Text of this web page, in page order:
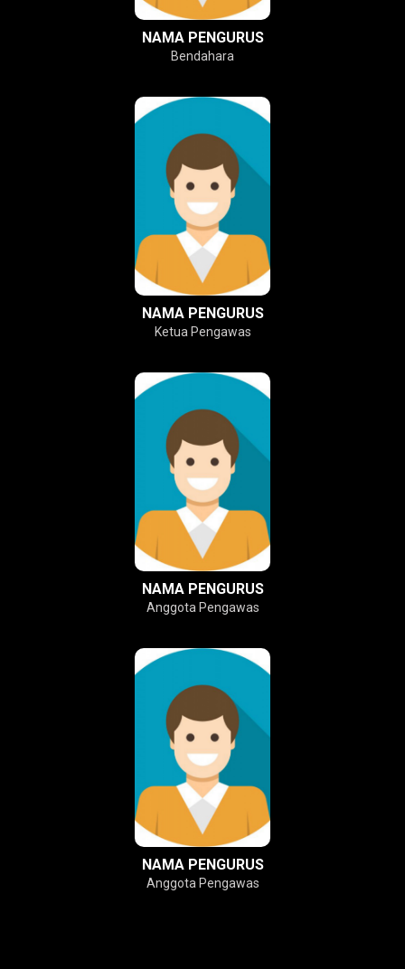
NAMA PENGURUS
Bendahara
NAMA PENGURUS
Ketua Pengawas
NAMA PENGURUS
Anggota Pengawas
NAMA PENGURUS
Anggota Pengawas